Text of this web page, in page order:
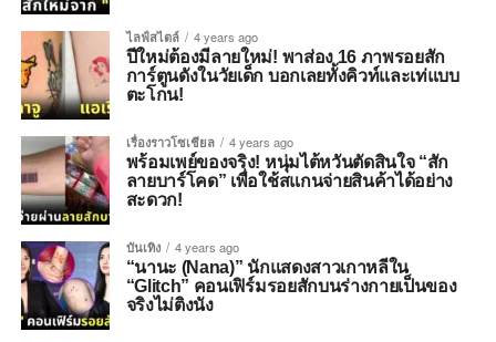
ไลฟ์สไตล์ 4 years ago
ปีใหม่ต้องมีลายใหม่! พาส่อง 16 ภาพรอยสัก
การ์ตูนดังในวัยเด็ก บอกเลยทั้งคิวท์และเท่แบบ
ตะโกน!
เรื่องราวโซเชียล 4 years ago
พร้อมเพย์ของจริง! หนุ่มไต้หวันตัดสินใจ “สัก
ลายบาร์โคด” เพื่อใช้สแกนจ่ายสินค้าได้อย่าง
สะดวก!
บันเทิง 4 years ago
“นานะ (Nana)” นักแสดงสาวเกาหลีใน
“Glitch” คอนเฟิร์มรอยสักบนร่างกายเป็นของ
จริงไม่ติงนัง